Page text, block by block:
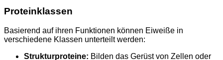
Proteinklassen
Basierend auf ihren Funktionen können Eiweiße in
verschiedene Klassen unterteilt werden:
Strukturproteine: Bilden das Gerüst von Zellen oder